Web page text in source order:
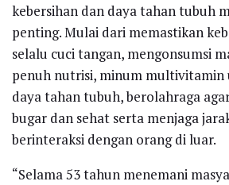
kebersihan dan daya tahan tubuh
penting. Mulai dari memastikan
selalu cuci tangan, mengonsumsi
penuh nutrisi, minum multivitamin
daya tahan tubuh, berolahraga
bugar dan sehat serta menjaga
berinteraksi dengan orang di luar.
“Selama 53 tahun menemani